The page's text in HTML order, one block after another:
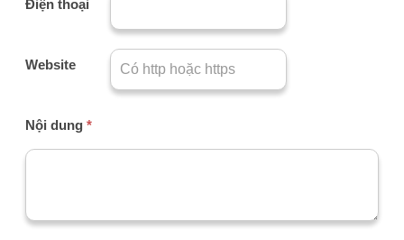
Điện thoại
Website
Nội dung *